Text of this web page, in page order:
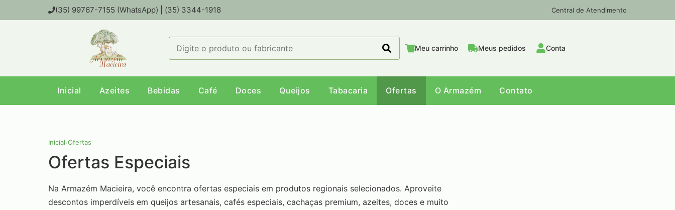
(35) 99767-7155 (WhatsApp) | (35) 3344-1918 Central de Atendimento
Meu carrinho Meus pedidos Conta
Inicial Azeites Bebidas Café Doces Queijos Tabacaria Ofertas O Armazém Contato
Inicial›Ofertas
Ofertas Especiais
Na Armazém Macieira, você encontra ofertas especiais em produtos regionais selecionados. Aproveite
descontos imperdíveis em queijos artesanais, cafés especiais, cachaças premium, azeites, doces e muito